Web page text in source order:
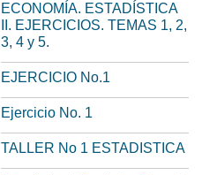
ECONOMÍA. ESTADÍSTICA
II. EJERCICIOS. TEMAS 1, 2,
3, 4 y 5.
EJERCICIO No.1
Ejercicio No. 1
TALLER No 1 ESTADISTICA